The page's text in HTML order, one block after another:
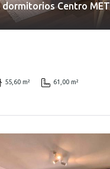
Centro MET
55,60 m² 61,00 m²